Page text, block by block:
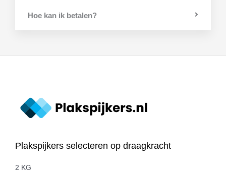
Hoe kan ik betalen?
Plakspijkers selecteren op draagkracht
2 KG